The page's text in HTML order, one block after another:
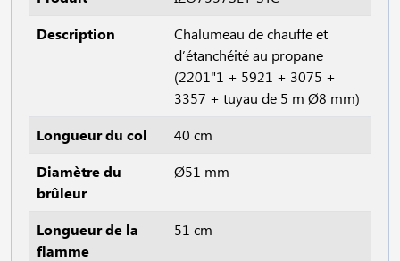
Description
Chalumeau de chauffe et
d’étanchéité au propane
(2201"1 + 5921 + 3075 +
3357 + tuyau de 5 m Ø8 mm)
Longueur du col
40 cm
Diamètre du
brûleur
Ø51 mm
Longueur de la
flamme
51 cm